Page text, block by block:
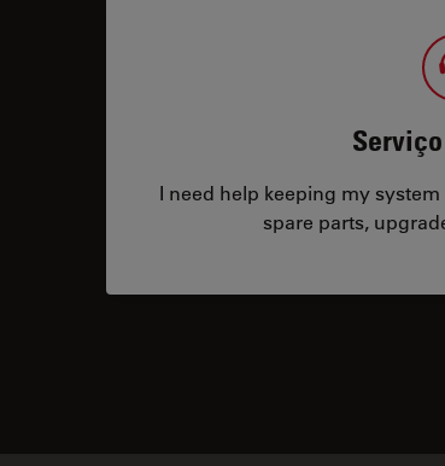
I need help keeping my
spare parts,